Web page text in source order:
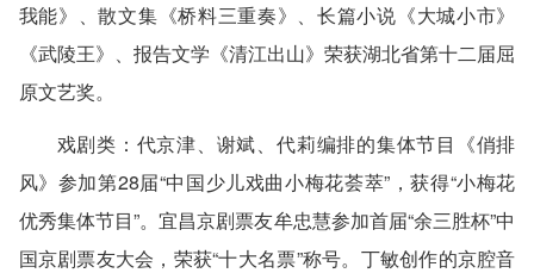
我能》、散文集《桥料三重奏》、长篇小说《大城小市》
《武陵王》、报告文学《清江出山》荣获湖北省第十二届屈
原文艺奖。
戏剧类 ：代京津、谢斌、代莉编排的集体节目《俏排
风》参加第28届“中国少儿戏曲小梅花荟萃”，获得“小梅花
优秀集体节目”。宜昌京剧票友牟忠慧参加首届“余三胜杯”中
国京剧票友大会，荣获“十大名票”称号。丁敏创作的京腔音